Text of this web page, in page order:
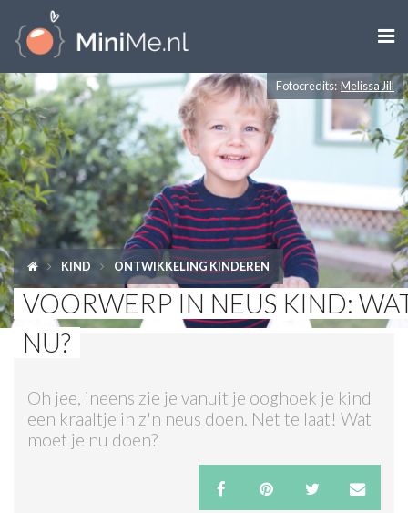

ZWANGER WORDEN
ZWANGER
BABY
PEUTER
KIND
LIFESTYLE
SHOPS
ACTIES & KORTING
Fotocredits: Melissa Jill
KIND ONTWIKKELING KINDEREN
VOORWERP IN NEUS KIND:
NU?
Oh jee, ineens zie je vanuit je ooghoek je kind
een kraaltje in z'n neus doen. Net te laat! Wat
moet je nu doen?